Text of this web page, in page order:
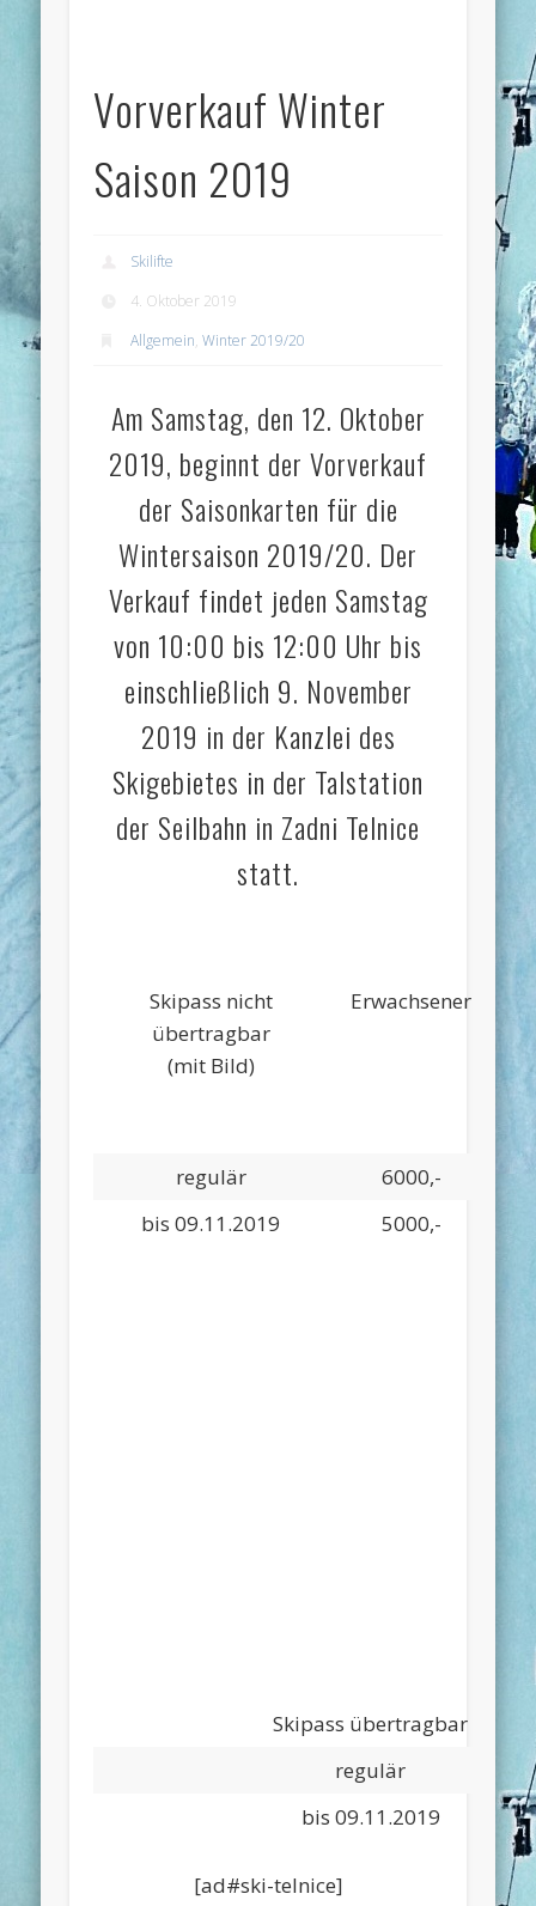
Vorverkauf Winter
Saison 2019
Skilifte
4. Oktober 2019
Allgemein,Winter 2019/20
Am Samstag, den 12. Oktober
2019, beginnt der Vorverkauf
der Saisonkarten für die
Wintersaison 2019/20. Der
Verkauf findet jeden Samstag
von 10:00 bis 12:00 Uhr bis
einschließlich 9. November
2019 in der Kanzlei des
Skigebietes in der Talstation
der Seilbahn in Zadni Telnice
statt.
Skipass nicht
übertragbar
(mit Bild)
Erwachsener
regulär
6000,-
bis 09.11.2019
5000,-
Skipass übertragbar
regulär
bis 09.11.2019
[ad#ski-telnice]